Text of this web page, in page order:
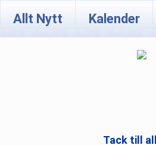
Allt Nytt Kalender
Tack till